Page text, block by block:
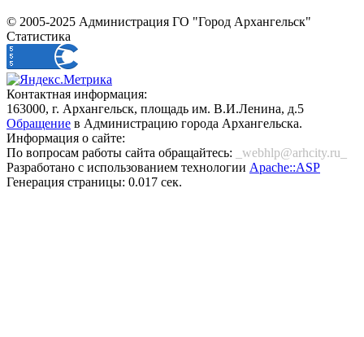
© 2005-2025 Администрация ГО "Город Архангельск"
Статистика
Контактная информация:
163000, г. Архангельск, площадь им. В.И.Ленина, д.5
Обращение в Администрацию города Архангельска.
Информация о сайте:
По вопросам работы сайта обращайтесь:
_webhlp@arhcity.ru_
Разработано с использованием технологии Apache::ASP
Генерация страницы: 0.017 сек.